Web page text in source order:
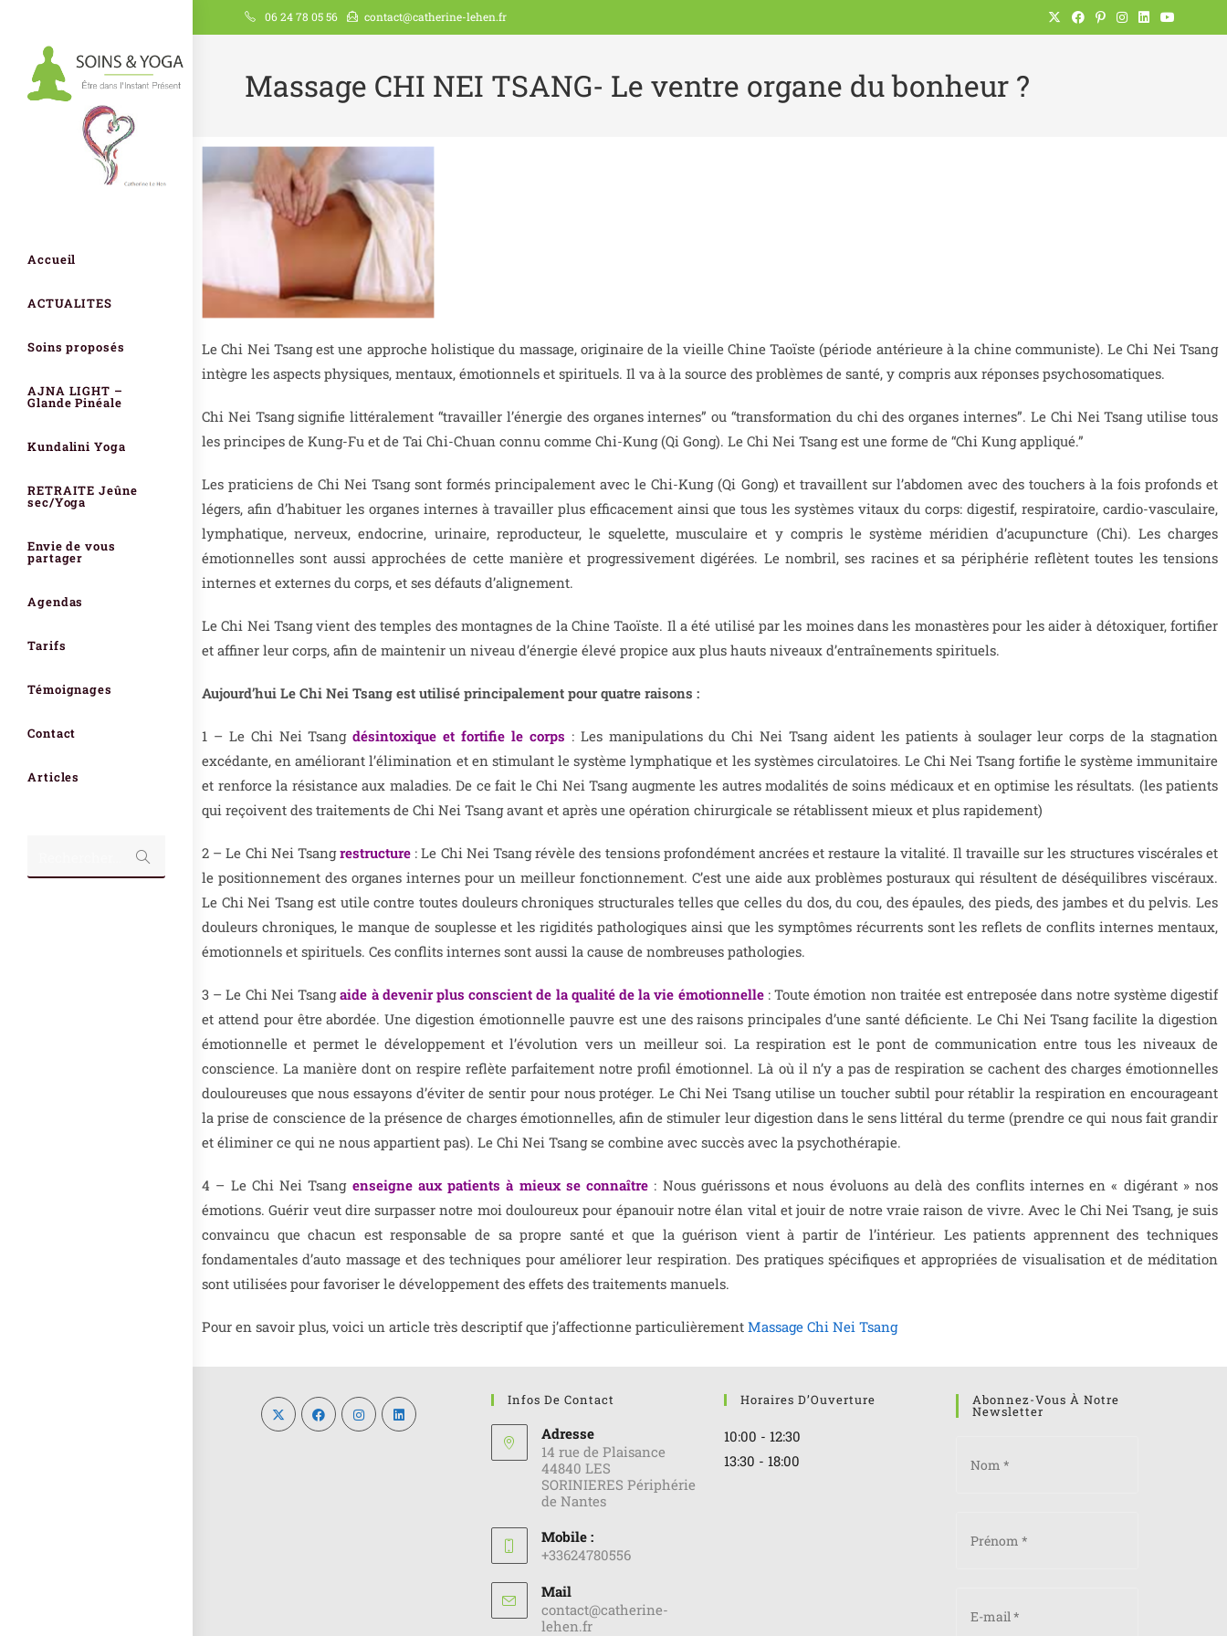
06 24 78 05 56 contact@catherine-lehen.fr
Accueil
ACTUALITES
Soins proposés
AJNA LIGHT –
Glande Pinéale
Kundalini Yoga
RETRAITE Jeûne
sec/Yoga
Envie de vous
partager
Agendas
Tarifs
Témoignages
Contact
Articles
Massage CHI NEI TSANG- Le ventre organe du bonheur ?
Le Chi Nei Tsang est une approche holistique du massage, originaire de la vieille Chine Taoïste (période antérieure à la chine communiste). Le Chi Nei Tsang
intègre les aspects physiques, mentaux, émotionnels et spirituels. Il va à la source des problèmes de santé, y compris aux réponses psychosomatiques.
Chi Nei Tsang signifie littéralement “travailler l’énergie des organes internes” ou “transformation du chi des organes internes”. Le Chi Nei Tsang utilise tous
les principes de Kung-Fu et de Tai Chi-Chuan connu comme Chi-Kung (Qi Gong). Le Chi Nei Tsang est une forme de “Chi Kung appliqué.”
Les praticiens de Chi Nei Tsang sont formés principalement avec le Chi-Kung (Qi Gong) et travaillent sur l’abdomen avec des touchers à la fois profonds et
légers, afin d’habituer les organes internes à travailler plus efficacement ainsi que tous les systèmes vitaux du corps: digestif, respiratoire, cardio-vasculaire,
lymphatique, nerveux, endocrine, urinaire, reproducteur, le squelette, musculaire et y compris le système méridien d’acupuncture (Chi). Les charges
émotionnelles sont aussi approchées de cette manière et progressivement digérées. Le nombril, ses racines et sa périphérie reflètent toutes les tensions
internes et externes du corps, et ses défauts d’alignement.
Le Chi Nei Tsang vient des temples des montagnes de la Chine Taoïste. Il a été utilisé par les moines dans les monastères pour les aider à détoxiquer, fortifier
et affiner leur corps, afin de maintenir un niveau d’énergie élevé propice aux plus hauts niveaux d’entraînements spirituels.
Aujourd’hui Le Chi Nei Tsang est utilisé principalement pour quatre raisons :
1 – Le Chi Nei Tsangdésintoxique et fortifie le corps : Les manipulations du Chi Nei Tsang aident les patients à soulager leur corps de la stagnation
excédante, en améliorant l’élimination et en stimulant le système lymphatique et les systèmes circulatoires. Le Chi Nei Tsang fortifie le système immunitaire
et renforce la résistance aux maladies. De ce fait le Chi Nei Tsang augmente les autres modalités de soins médicaux et en optimise les résultats. (les patients
qui reçoivent des traitements de Chi Nei Tsang avant et après une opération chirurgicale se rétablissent mieux et plus rapidement)
2 – Le Chi Nei Tsangrestructure : Le Chi Nei Tsang révèle des tensions profondément ancrées et restaure la vitalité. Il travaille sur les structures viscérales et
le positionnement des organes internes pour un meilleur fonctionnement. C’est une aide aux problèmes posturaux qui résultent de déséquilibres viscéraux.
Le Chi Nei Tsang est utile contre toutes douleurs chroniques structurales telles que celles du dos, du cou, des épaules, des pieds, des jambes et du pelvis. Les
douleurs chroniques, le manque de souplesse et les rigidités pathologiques ainsi que les symptômes récurrents sont les reflets de conflits internes mentaux,
émotionnels et spirituels. Ces conflits internes sont aussi la cause de nombreuses pathologies.
3 – Le Chi Nei Tsangaide à devenir plus conscient de la qualité de la vie émotionnelle: Toute émotion non traitée est entreposée dans notre système digestif
et attend pour être abordée. Une digestion émotionnelle pauvre est une des raisons principales d’une santé déficiente. Le Chi Nei Tsang facilite la digestion
émotionnelle et permet le développement et l’évolution vers un meilleur soi. La respiration est le pont de communication entre tous les niveaux de
conscience. La manière dont on respire reflète parfaitement notre profil émotionnel. Là où il n’y a pas de respiration se cachent des charges émotionnelles
douloureuses que nous essayons d’éviter de sentir pour nous protéger. Le Chi Nei Tsang utilise un toucher subtil pour rétablir la respiration en encourageant
la prise de conscience de la présence de charges émotionnelles, afin de stimuler leur digestion dans le sens littéral du terme (prendre ce qui nous fait grandir
et éliminer ce qui ne nous appartient pas). Le Chi Nei Tsang se combine avec succès avec la psychothérapie.
4 – Le Chi Nei Tsang enseigne aux patients à mieux se connaître : Nous guérissons et nous évoluons au delà des conflits internes en « digérant » nos
émotions. Guérir veut dire surpasser notre moi douloureux pour épanouir notre élan vital et jouir de notre vraie raison de vivre. Avec le Chi Nei Tsang, je suis
convaincu que chacun est responsable de sa propre santé et que la guérison vient à partir de l’intérieur. Les patients apprennent des techniques
fondamentales d’auto massage et des techniques pour améliorer leur respiration. Des pratiques spécifiques et appropriées de visualisation et de méditation
sont utilisées pour favoriser le développement des effets des traitements manuels.
Pour en savoir plus, voici un article très descriptif que j’affectionne particulièrement Massage Chi Nei Tsang
Infos De Contact
Adresse
14 rue de Plaisance
44840 LES
SORINIERES Périphérie
de Nantes
Mobile :
+33624780556
Mail
contact@catherine-
lehen.fr
Horaires D’Ouverture
10:00 - 12:30
13:30 - 18:00
Abonnez-Vous À Notre
Newsletter